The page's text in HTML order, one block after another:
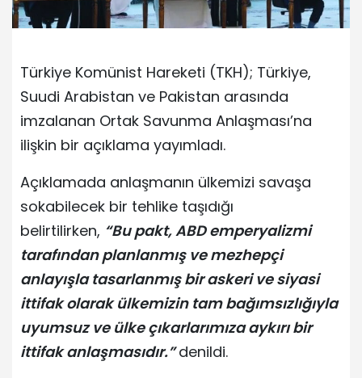
Türkiye Komünist Hareketi (TKH); Türkiye,
Suudi Arabistan ve Pakistan arasında
imzalanan Ortak Savunma Anlaşması’na
ilişkin bir açıklama yayımladı.
Açıklamada anlaşmanın ülkemizi savaşa
sokabilecek bir tehlike taşıdığı
belirtilirken, “Bu pakt, ABD emperyalizmi
tarafından planlanmış ve mezhepçi
anlayışla tasarlanmış bir askeri ve siyasi
ittifak olarak ülkemizin tam bağımsızlığıyla
uyumsuz ve ülke çıkarlarımıza aykırı bir
ittifak anlaşmasıdır.” denildi.